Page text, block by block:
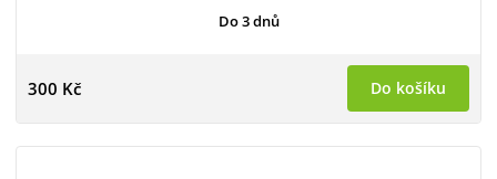
Do 3 dnů
300 Kč Do košíku